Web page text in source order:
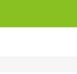
ングで数百万円のダイヤモン